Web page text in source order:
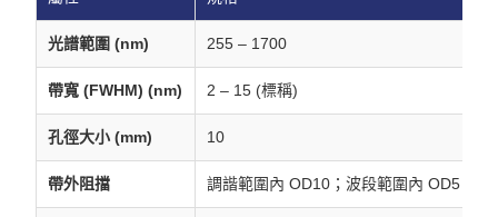
光譜範圍 (nm) 255 – 1700
帶寬 (FWHM) (nm) 2 – 15 (標稱)
孔徑大小 (mm) 10
帶外阻擋 調諧範圍內 OD10；波段範圍內 OD5（